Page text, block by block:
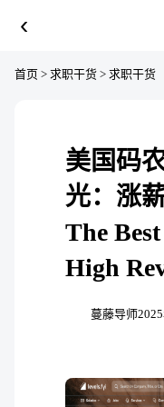
‹
首页 > 求职干货 > 求职干货
美国码
光：涨
The
High
蔓藤导师